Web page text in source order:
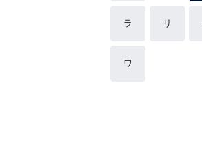
ラ リ
ワ